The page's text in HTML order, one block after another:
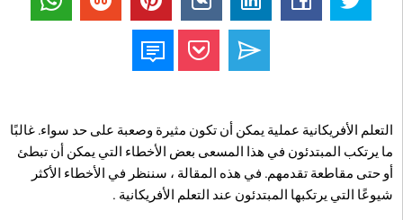
التعلم الأفريكانية عملية يمكن أن تكون مثيرة وصعبة على حد سواء. غالبًا
ما يرتكب المبتدئون في هذا المسعى بعض الأخطاء التي يمكن أن تبطئ
أو حتى مقاطعة تقدمهم. في هذه المقالة ، سننظر في الأخطاء الأكثر
شيوعًا التي يرتكبها المبتدئون عند التعلم الأفريكانية .